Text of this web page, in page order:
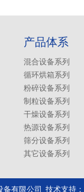
产品体系
混合设备系列
循环烘箱系列
粉碎设备系列
制粒设备系列
干燥设备系列
热源设备系列
筛分设备系列
其它设备系列
备有限公司 技术支持：